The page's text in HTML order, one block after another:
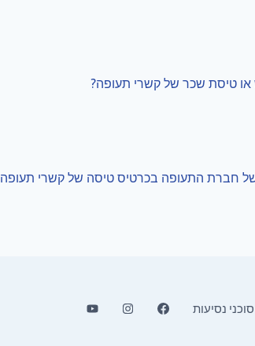
או טיסת שכר של קשרי תעופה?
חברת התעופה בכרטיס טיסה של קשרי תעופה
נסיעות